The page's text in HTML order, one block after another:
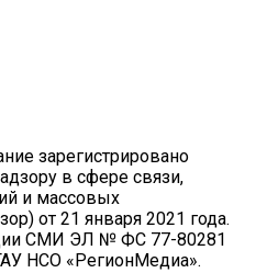
зарегистрировано
в сфере связи,
и массовых
от 21 января 2021 года.
СМИ ЭЛ № ФС 77-80281
НСО «РегионМедиа».